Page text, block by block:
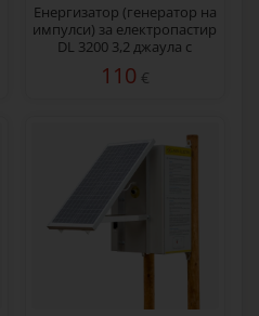
Енергизатор (генератор на
импулси) за електропастир
DL 3200 3,2 джаула с
110 €